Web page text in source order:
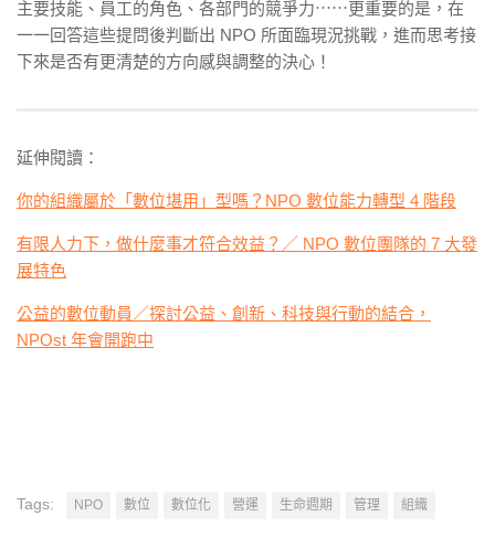
主要技能、員工的角色、各部門的競爭力⋯⋯更重要的是，在
一一回答這些提問後判斷出 NPO 所面臨現況挑戰，進而思考接
下來是否有更清楚的方向感與調整的決心！
延伸閱讀：
你的組織屬於「數位堪用」型嗎？NPO 數位能力轉型 4 階段
有限人力下，做什麼事才符合效益？／ NPO 數位團隊的 7 大發
展特色
公益的數位動員／探討公益、創新、科技與行動的結合，
NPOst 年會開跑中
Tags: NPO 數位 數位化 營運 生命週期 管理 組織